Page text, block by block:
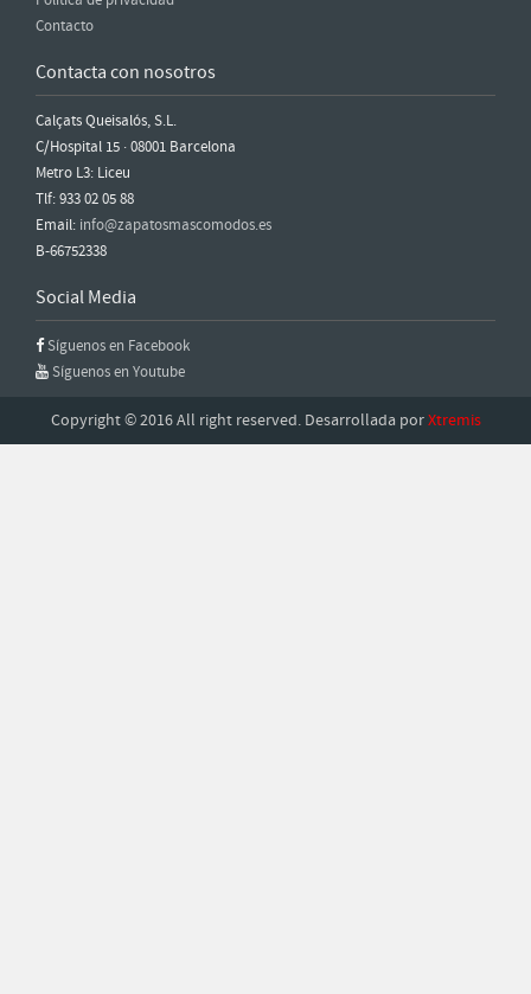
Contacto
Contacta con nosotros
Calçats Queisalós, S.L.
C/Hospital 15 · 08001 Barcelona
Metro L3: Liceu
Tlf: 933 02 05 88
Email: info@zapatosmascomodos.es
B-66752338
Social Media
Síguenos en Facebook
Síguenos en Youtube
Copyright © 2016 All right reserved. Desarrollada porXtremis